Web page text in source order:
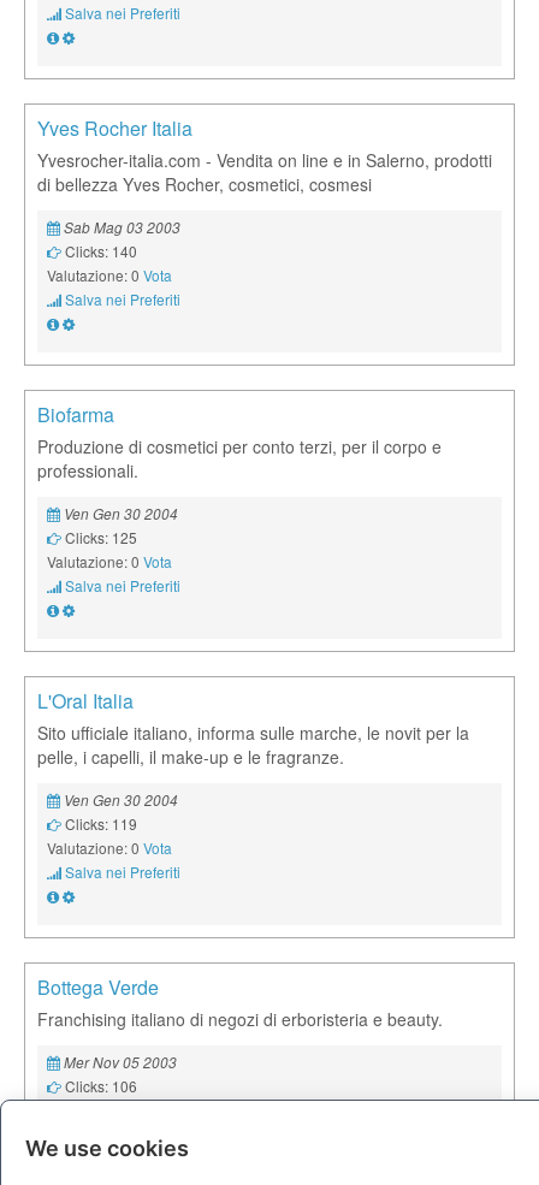
Salva nei Preferiti
Yves Rocher Italia
Yvesrocher-italia.com - Vendita on line e in Salerno, prodotti
di bellezza Yves Rocher, cosmetici, cosmesi
Sab Mag 03 2003
Clicks: 140
Valutazione: 0 Vota
Salva nei Preferiti
Biofarma
Produzione di cosmetici per conto terzi, per il corpo e
professionali.
Ven Gen 30 2004
Clicks: 125
Valutazione: 0 Vota
Salva nei Preferiti
L'Oral Italia
Sito ufficiale italiano, informa sulle marche, le novit per la
pelle, i capelli, il make-up e le fragranze.
Ven Gen 30 2004
Clicks: 119
Valutazione: 0 Vota
Salva nei Preferiti
Bottega Verde
Franchising italiano di negozi di erboristeria e beauty.
Mer Nov 05 2003
Clicks: 106
We use cookies